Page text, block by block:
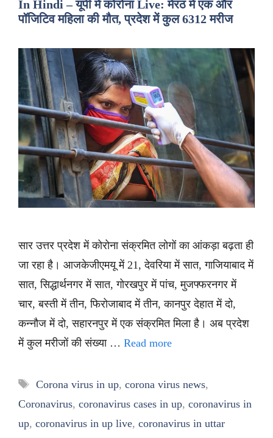
In Hindi – यूपी में कोरोना Live: मेरठ में एक और
पॉजिटिव महिला की मौत, प्रदेश में कुल 6312 मरीज
सार उत्तर प्रदेश में कोरोना संक्रमित लोगों का आंकड़ा बढ़ता ही
जा रहा है। आजकेजीएमयू में 21, देवरिया में सात, गाजियाबाद में
सात, सिद्धार्थनगर में सात, गोरखपुर में पांच, मुजफ्फरनगर में
चार, बस्ती में तीन, फिरोजाबाद में तीन, कानपुर देहात में दो,
कन्नौज में दो, सहारनपुर में एक संक्रमित मिला है। अब प्रदेश
में कुल मरीजों की संख्या … Read more
Tags
Corona virus in up, corona virus news,
Coronavirus, coronavirus cases in up, coronavirus in
up, coronavirus in up live, coronavirus in uttar